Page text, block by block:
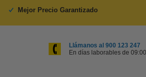
Mejor Precio Garantizado
Llámanos al 900 123 247
En días laborables de